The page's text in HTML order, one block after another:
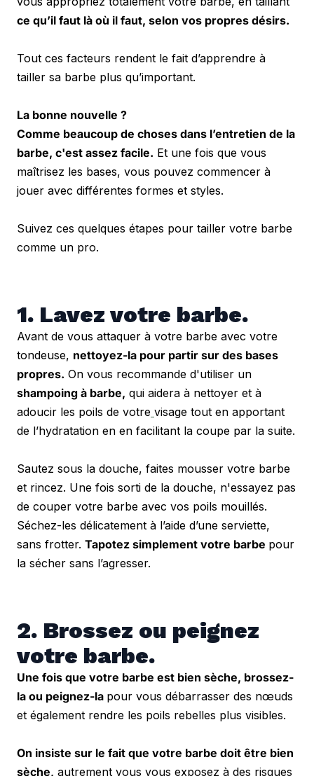
ce qu’il faut là où il faut, selon vos propres désirs.
Tout ces facteurs rendent le fait d’apprendre à
tailler sa barbe plus qu’important.
La bonne nouvelle ?
Comme beaucoup de choses dans l’entretien de la
barbe, c'est assez facile. Et une fois que vous
maîtrisez les bases, vous pouvez commencer à
jouer avec différentes formes et styles.
Suivez ces quelques étapes pour tailler votre barbe
comme un pro.
1. Lavez votre barbe.
Avant de vous attaquer à votre barbe avec votre
tondeuse, nettoyez-la pour partir sur des bases
propres.
shampoing à barbe, qui aidera à nettoyer et à
adoucir les poils de votre visage tout en apportant
Sautez sous la douche, faites mousser votre barbe
et rincez. Une fois sorti de la douche, n'essayez pas
de couper votre barbe avec vos poils mouillés.
Séchez-les délicatement à l’aide d’une serviette,
sans frotter. Tapotez simplement votre barbe pour
la sécher sans l’agresser.
2. Brossez ou peignez
votre barbe.
Une fois que votre barbe est bien sèche, brossez-
la ou peignez-la pour vous débarrasser des nœuds
et également rendre les poils rebelles plus visibles.
On insiste sur le fait que votre barbe doit être bien
sèche, autrement vous vous exposez à des risques